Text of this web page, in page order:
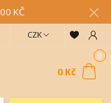
KČ
CZK
0
0 Kč